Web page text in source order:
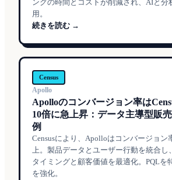
ングの時間とコストが削減され、AIと分
用。
続きを読む →
Census
Apollo
Apolloのコンバージョン率は
10倍に急上昇：データ主導型販
例
Censusにより、Apolloはコンバージョン
上。製品データとユーザー行動を統合し
タイミングと顧客価値を最適化。PQLを
を強化。